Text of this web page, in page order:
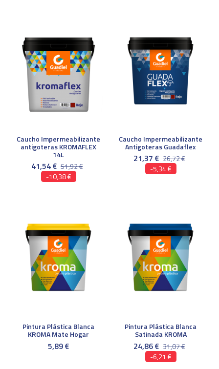
Caucho Impermeabilizante
antigoteras KROMAFLEX
14L
41,54 € 51,92 €
-10,38 €
Caucho Impermeabilizante
Antigoteras Guadaflex
21,37 € 26,72 €
-5,34 €
Pintura Plástica Blanca
KROMA Mate Hogar
5,89 €
Pintura Plástica Blanca
Satinada KROMA
24,86 € 31,07 €
-6,21 €